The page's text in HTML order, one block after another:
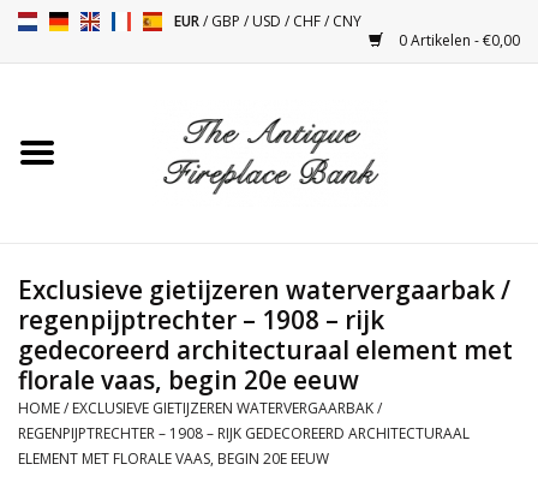
EUR/GBP /USD /CHF/CNY
0 Artikelen - €0,00
Toebehoren
Kacheltjes
Tafels
Exclusieve gietijzeren watervergaarbak /
regenpijptrechter – 1908 – rijk
gedecoreerd architecturaal element met
florale vaas, begin 20e eeuw
HOME/ EXCLUSIEVE GIETIJZEREN WATERVERGAARBAK /
REGENPIJPTRECHTER – 1908 – RIJK GEDECOREERD ARCHITECTURAAL
ELEMENT MET FLORALE VAAS, BEGIN 20E EEUW